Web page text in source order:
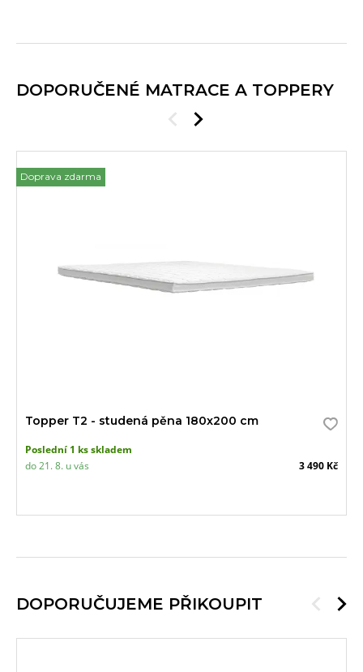
DOPORUČENÉ MATRACE A TOPPERY
Doprava zdarma
Topper T2 - studená pěna 180x200 cm
Poslední 1 ks skladem
do 21. 8. u vás
3 490 Kč
DOPORUČUJEME PŘIKOUPIT